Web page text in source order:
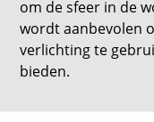
om de sfeer in de
wordt aanbevolen
verlichting te
bieden.